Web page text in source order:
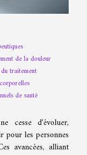
de la douleur
traitement
de santé
cesse d'évoluer,
pour les personnes
avancées, alliant